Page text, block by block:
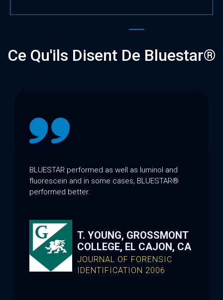
Ce Qu'ils Disent De Bluestar®
BLUESTAR performed as well as luminol and
fluorescein and in some cases, BLUESTAR®
performed better.
T. YOUNG, GROSSMONT
COLLEGE, EL CAJON, CA
JOURNAL OF FORENSIC
IDENTIFICATION 2006